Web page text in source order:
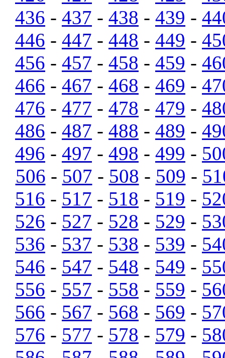
436 - 437 - 438 - 439 -
446 - 447 - 448 - 449 -
456 - 457 - 458 - 459 -
466 - 467 - 468 - 469 -
476 - 477 - 478 - 479 -
486 - 487 - 488 - 489 -
496 - 497 - 498 - 499 -
506 - 507 - 508 - 509 -
516 - 517 - 518 - 519 -
526 - 527 - 528 - 529 -
536 - 537 - 538 - 539 -
546 - 547 - 548 - 549 -
556 - 557 - 558 - 559 -
566 - 567 - 568 - 569 -
576 - 577 - 578 - 579 -